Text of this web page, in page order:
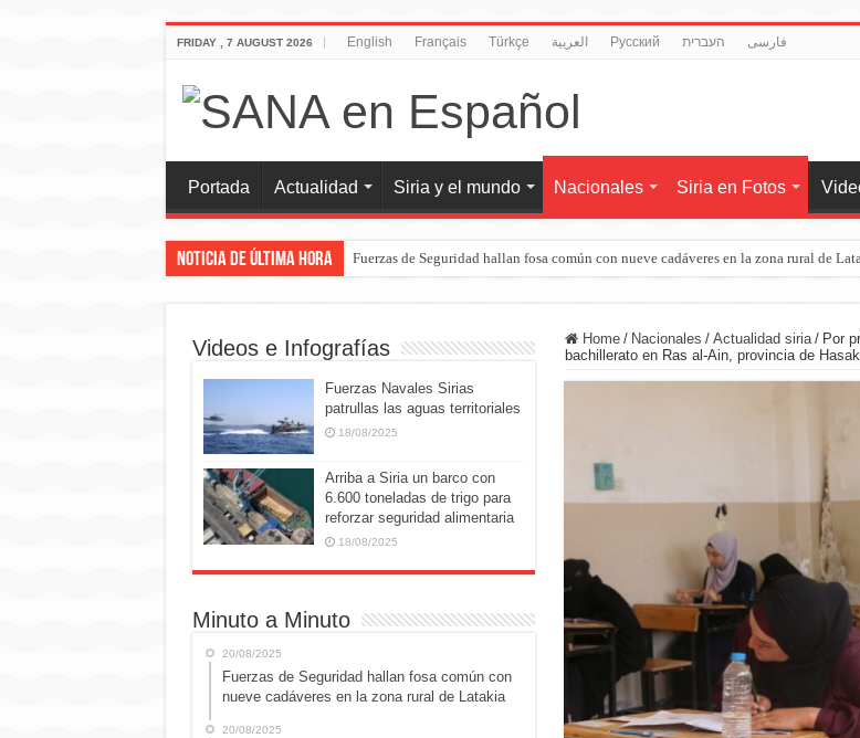
FRIDAY , 7 AUGUST 2026 English Français Türkçe العربية Pусский העברית فارسی
Portada Actualidad Siria y el mundo Nacionales Siria en Fotos
Noticia de última hora Fuerzas de Seguridad hallan fosa común con nueve cadáveres en la zona rural de
Home / Nacionales / Actualidad siria / Por
bachillerato en Ras al-Ain, provincia de
Videos e Infografías
Fuerzas Navales Sirias
patrullas las aguas territoriales
18/08/2025
Arriba a Siria un barco con
6.600 toneladas de trigo para
reforzar seguridad alimentaria
18/08/2025
Minuto a Minuto
20/08/2025
Fuerzas de Seguridad hallan fosa común con
nueve cadáveres en la zona rural de Latakia
20/08/2025